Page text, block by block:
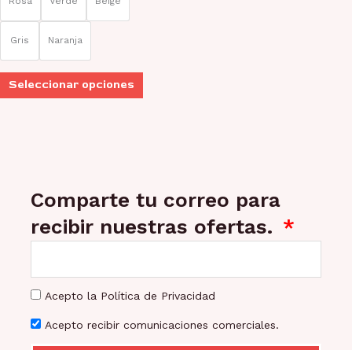
Gris Naranja
Seleccionar opciones
página
Comparte tu correo para
recibir nuestras ofertas.
Acepto la Política de Privacidad
Acepto recibir comunicaciones comerciales.